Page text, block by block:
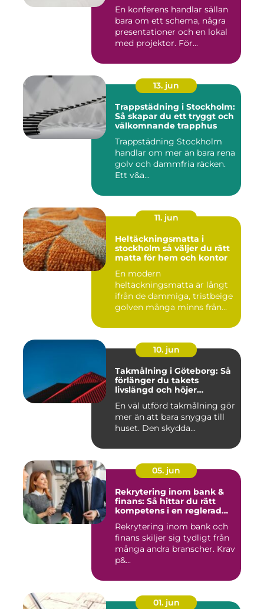
En konferens handlar sällan
bara om ett schema, några
presentationer och en lokal
med projektor. För...
13. jun
Trappstädning i Stockholm:
Så skapar du ett tryggt och
välkomnande trapphus
Trappstädning Stockholm
handlar om mer än bara rena
golv och dammfria räcken.
Ett v&a...
11. jun
Heltäckningsmatta i
stockholm så väljer du rätt
matta för hem och kontor
En modern
heltäckningsmatta är långt
ifrån de dammiga, tristbeige
golven många minns från
10. jun
Takmålning i Göteborg: Så
förlänger du takets
livslängd och höjer
En väl utförd takmålning gör
mer än att bara snygga till
huset. Den skydda...
05. jun
Rekrytering inom bank &
finans: Så hittar du rätt
kompetens i en reglerad
Rekrytering inom bank och
finans skiljer sig tydligt från
många andra branscher. Krav
p&...
01. jun